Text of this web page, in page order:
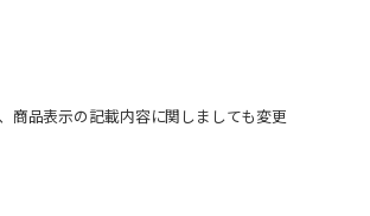
商品表示の記載内容に関しましても変更